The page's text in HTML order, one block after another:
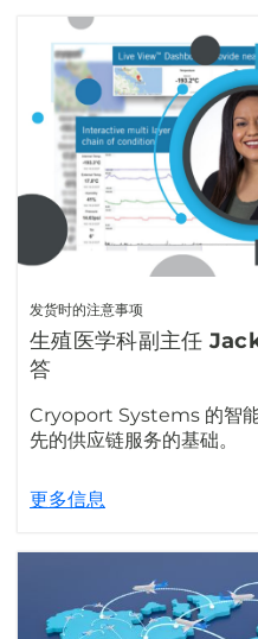
发货时的注意事项
生殖医学科副主任
答
Cryoport Systems 的智
先的供应链服务的基础。
更多信息